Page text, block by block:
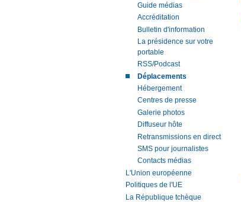
Guide médias
Accréditation
Bulletin d'information
La présidence sur votre
portable
RSS/Podcast
Déplacements
Hébergement
Centres de presse
Galerie photos
Diffuseur hôte
Retransmissions en direct
SMS pour journalistes
Contacts médias
L'Union européenne
Politiques de l'UE
La République tchèque